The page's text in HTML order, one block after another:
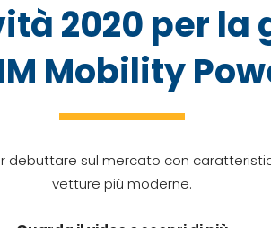
2020 per la
Mobility
debuttare sul mercato con
vetture più moderne.